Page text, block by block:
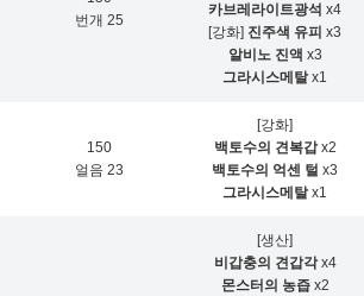
번개 25
카브레라이트광석 x4
[강화] 진주색 유피 x3
알비노 진액 x3
그라시스메탈x1
150
얼음 23
[강화]
백토수의 견복갑x2
백토수의 억센 털 x3
그라시스메탈x1
[생산]
비갑충의 견갑각x4
몬스터의 농즙x2